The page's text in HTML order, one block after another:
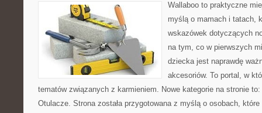
Wallaboo to praktyczne
myślą o mamach i tatach,
wskazówek dotyczących
na tym, co w pierwszych
dziecka jest naprawdę
akcesoriów. To portal, w
tematów związanych z karmieniem. Nowe kategorie na stronie
Otulacze. Strona została przygotowana z myślą o osobach,